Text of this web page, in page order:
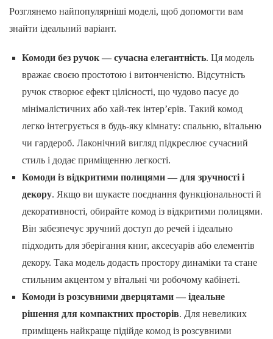
Розглянемо найпопулярніші моделі, щоб допомогти вам
знайти ідеальний варіант.
Комоди без ручок — сучасна елегантність. Ця модель
вражає своєю простотою і витонченістю. Відсутність
ручок створює ефект цілісності, що чудово пасує до
мінімалістичних або хай-тек інтер’єрів. Такий комод
легко інтегрується в будь-яку кімнату: спальню, вітальню
чи гардероб. Лаконічний вигляд підкреслює сучасний
стиль і додає приміщенню легкості.
Комоди із відкритими полицями — для зручності і
декору. Якщо ви шукаєте поєднання функціональності й
декоративності, обирайте комод із відкритими полицями.
Він забезпечує зручний доступ до речей і ідеально
підходить для зберігання книг, аксесуарів або елементів
декору. Така модель додасть простору динаміки та стане
стильним акцентом у вітальні чи робочому кабінеті.
Комоди із розсувними дверцятами — ідеальне
рішення для компактних просторів. Для невеликих
приміщень найкраще підійде комод із розсувними